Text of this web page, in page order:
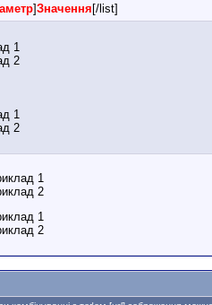
]Значення[/list]
1
2
1
2
1
2
1
2